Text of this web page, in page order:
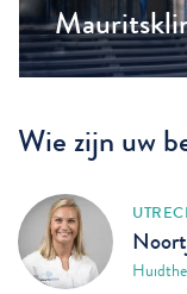
Wie zijn uw